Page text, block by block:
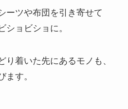
ーツや布団を引き寄せて
ショビショに。
り着いた先にあるモノも、
ます。